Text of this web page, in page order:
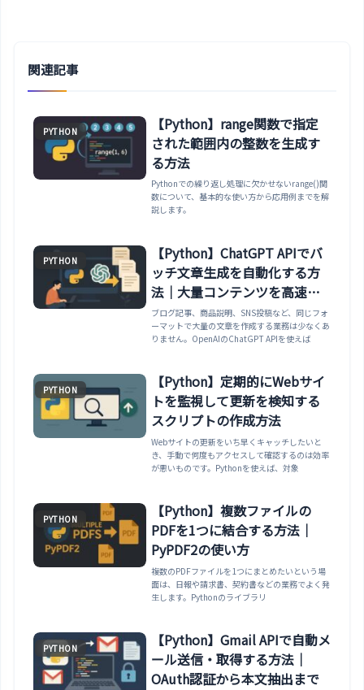
関連記事
PYTHON
【Python】range関数で指定
された範囲内の整数を生成す
る方法
Pythonでの繰り返し処理に欠かせないrange()関
数について、基本的な使い方から応用例までを解
説します。
PYTHON
【Python】ChatGPT APIでバ
ッチ文章生成を自動化する方
法｜大量コンテンツを高速作
成
ブログ記事、商品説明、SNS投稿など、同じフォ
ーマットで大量の文章を作成する業務は少なくあ
りません。OpenAIのChatGPT APIを使えば
PYTHON
【Python】定期的にWebサイ
トを監視して更新を検知する
スクリプトの作成方法
Webサイトの更新をいち早くキャッチしたいと
き、手動で何度もアクセスして確認するのは効率
が悪いものです。Pythonを使えば、対象
PYTHON
【Python】複数ファイルの
PDFを1つに結合する方法｜
PyPDF2の使い方
複数のPDFファイルを1つにまとめたいという場
面は、日報や請求書、契約書などの業務でよく発
生します。Pythonのライブラリ
PYTHON
【Python】Gmail APIで自動メ
ール送信・取得する方法｜
OAuth認証から本文抽出まで